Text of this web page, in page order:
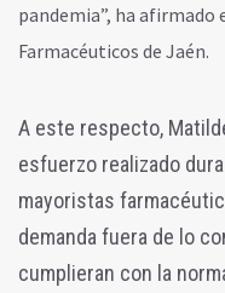
pandemia”, ha afirmado
Farmacéuticos de Jaén.
A este respecto,
esfuerzo realizado
mayoristas
demanda fuera de lo
cumplieran con la